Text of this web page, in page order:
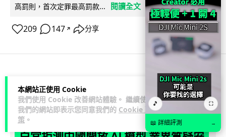
本網站正使用 Cookie
我們使用 Cookie 改善網站體驗。 繼續使用
我們的網站即表示您同意我們的 Cookie 政
策 。
高罰則，首次定罪最高罰款...
閱讀全文
209 147 ↗ 分享
Lawton 1 日
🎵 ⛶
📖 詳細評測 →